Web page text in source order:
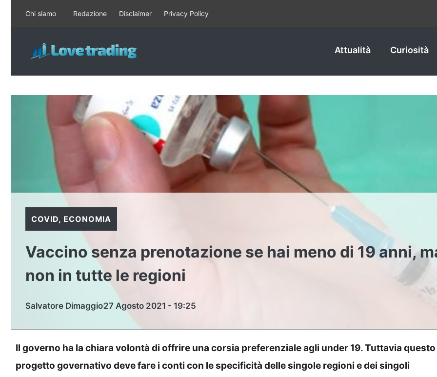
contenuto
Chi siamo Redazione Disclaimer Privacy Policy
Attualità Curiosità
COVID, ECONOMIA
Vaccino senza prenotazione se hai meno di 19 anni,
non in tutte le regioni
Salvatore Dimaggio27 Agosto 2021 - 19:25
Il governo ha la chiara volontà di offrire una corsia preferenziale agli under 19. Tuttavia questo
progetto governativo deve fare i conti con le specificità delle singole regioni e dei singoli